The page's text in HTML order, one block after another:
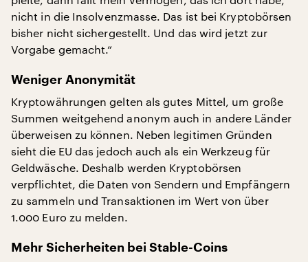
nicht in die Insolvenzmasse. Das ist bei Kryptobörsen
bisher nicht sichergestellt. Und das wird jetzt zur
Vorgabe gemacht.“
Weniger Anonymität
Kryptowährungen gelten als gutes Mittel, um große
Summen weitgehend anonym auch in andere Länder
überweisen zu können. Neben legitimen Gründen
sieht die EU das jedoch auch als ein Werkzeug für
Geldwäsche. Deshalb werden Kryptobörsen
verpflichtet, die Daten von Sendern und Empfängern
zu sammeln und Transaktionen im Wert von über
1.000 Euro zu melden.
Mehr Sicherheiten bei Stable-Coins